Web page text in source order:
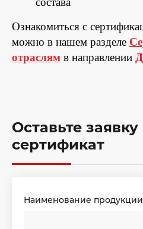
Ознакомиться с
можно в нашем разделе
отраслям в направлении
Оставьте заявку
сертификат
Наименование